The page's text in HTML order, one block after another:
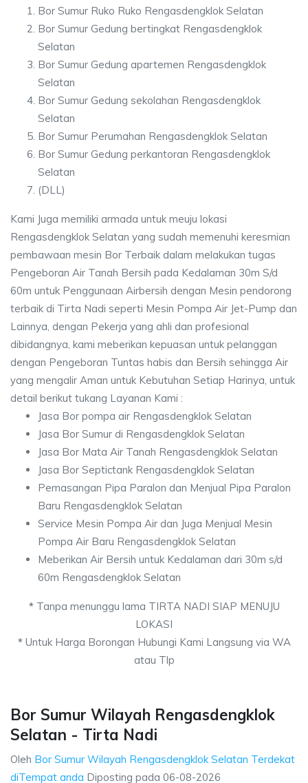
Bor Sumur Ruko Ruko Rengasdengklok Selatan
Bor Sumur Gedung bertingkat Rengasdengklok
Selatan
Bor Sumur Gedung apartemen Rengasdengklok
Selatan
Bor Sumur Gedung sekolahan Rengasdengklok
Selatan
Bor Sumur Perumahan Rengasdengklok Selatan
Bor Sumur Gedung perkantoran Rengasdengklok
Selatan
(DLL)
Kami Juga memiliki armada untuk meuju lokasi
Rengasdengklok Selatan yang sudah memenuhi keresmian
pembawaan mesin Bor Terbaik dalam melakukan tugas
Pengeboran Air Tanah Bersih pada Kedalaman 30m S/d
60m untuk Penggunaan Airbersih dengan Mesin pendorong
terbaik di Tirta Nadi seperti Mesin Pompa Air Jet-Pump dan
Lainnya, dengan Pekerja yang ahli dan profesional
dibidangnya, kami meberikan kepuasan untuk pelanggan
dengan Pengeboran Tuntas habis dan Bersih sehingga Air
yang mengalir Aman untuk Kebutuhan Setiap Harinya, untuk
detail berikut tukang Layanan Kami :
Jasa Bor pompa air Rengasdengklok Selatan
Jasa Bor Sumur di Rengasdengklok Selatan
Jasa Bor Mata Air Tanah Rengasdengklok Selatan
Jasa Bor Septictank Rengasdengklok Selatan
Pemasangan Pipa Paralon dan Menjual Pipa Paralon
Baru Rengasdengklok Selatan
Service Mesin Pompa Air dan Juga Menjual Mesin
Pompa Air Baru Rengasdengklok Selatan
Meberikan Air Bersih untuk Kedalaman dari 30m s/d
60m Rengasdengklok Selatan
*Tanpa menunggu lama TIRTA NADI SIAP MENUJU
LOKASI
*Untuk Harga Borongan Hubungi Kami Langsung via WA
atau Tlp
Bor Sumur Wilayah Rengasdengklok
Selatan - Tirta Nadi
Oleh Bor Sumur Wilayah Rengasdengklok Selatan Terdekat
diTempat anda Diposting pada 06-08-2026